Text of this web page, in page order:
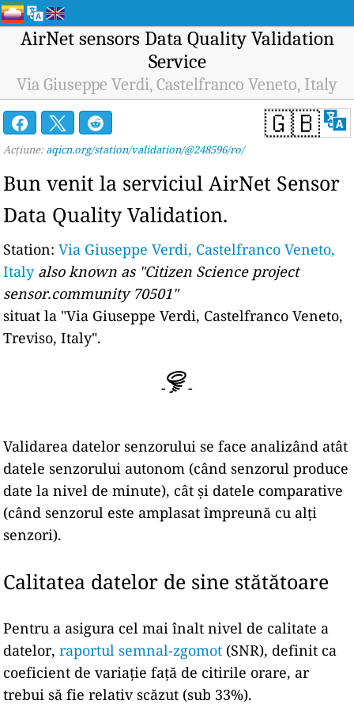
AirNet sensors Data Quality Validation
Service
Via Giuseppe Verdi, Castelfranco Veneto, Italy
🇬🇧
Acțiune: aqicn.org/station/validation/@248596/ro/
Bun venit la serviciul AirNet Sensor
Data Quality Validation.
Station:Via Giuseppe Verdi, Castelfranco Veneto,
Italy also known as "Citizen Science project
sensor.community 70501"
situat la "Via Giuseppe Verdi, Castelfranco Veneto,
Treviso, Italy".
- -
Validarea datelor senzorului se face analizând atât
datele senzorului autonom (când senzorul produce
date la nivel de minute), cât și datele comparative
(când senzorul este amplasat împreună cu alți
senzori).
Calitatea datelor de sine stătătoare
Pentru a asigura cel mai înalt nivel de calitate a
datelor,raportul semnal-zgomot (SNR), definit ca
coeficient de variație față de citirile orare, ar
trebui să fie relativ scăzut (sub 33%).